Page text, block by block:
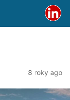
8 roky ago